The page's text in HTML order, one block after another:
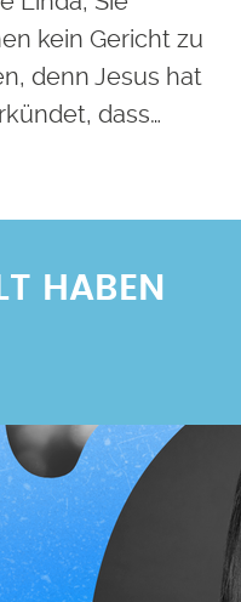
kein Gericht zu
denn Jesus hat
dass…
HABEN